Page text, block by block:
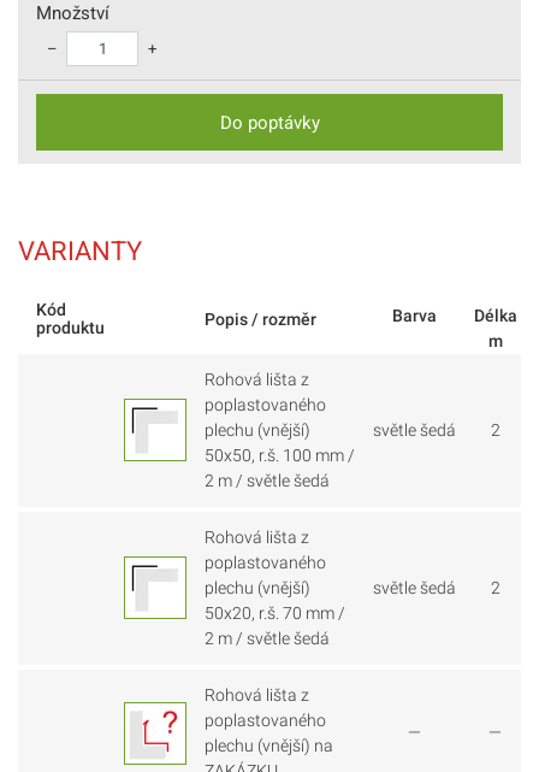
Množství
– +
Do poptávky
VARIANTY
Kód
produktu
Popis / rozměr Barva Délka
m
Rohová lišta z
poplastovaného
plechu (vnější)
50x50, r.š. 100 mm /
2 m / světle šedá
světle šedá 2
Rohová lišta z
poplastovaného
plechu (vnější)
50x20, r.š. 70 mm /
2 m / světle šedá
světle šedá 2
Rohová lišta z
poplastovaného
plechu (vnější) na
— —